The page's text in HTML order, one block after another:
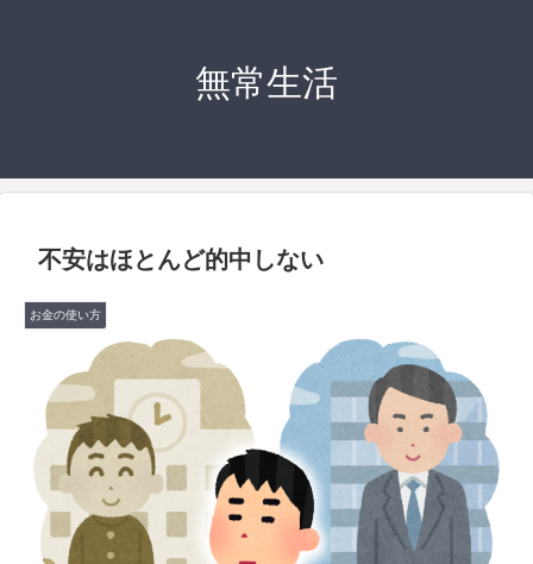
無常生活
不安はほとんど的中しない
お金の使い方